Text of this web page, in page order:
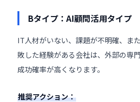
Bタイプ：AI顧問活用タイプ
IT人材がいない、課題が不明確、ま
敗した経験がある会社は、外部の専
成功確率が高くなります。
推奨アクション：